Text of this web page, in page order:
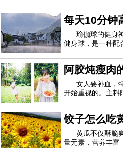
别是：瓦尔德内尔
国梁（中国）、孔
张怡宁（中国）
每天10分钟
瑜伽球的健身
健身球，是一种配
腰、腹、背部、甚
方式，能够帮助女
伽更具有趣味性
阿胶炖瘦肉
女人要补血，
开始重视的。主料
敲碎2.用热开水泡
便溶解。（这碗水
4.把瘦肉切成片
饺子怎么吃
黄瓜不仅酥脆
量元素，营养丰富